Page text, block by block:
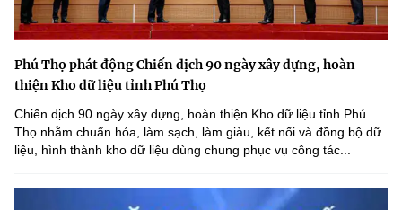
Phú Thọ phát động Chiến dịch 90 ngày xây dựng, hoàn
thiện Kho dữ liệu tỉnh Phú Thọ
Chiến dịch 90 ngày xây dựng, hoàn thiện Kho dữ liệu tỉnh Phú
Thọ nhằm chuẩn hóa, làm sạch, làm giàu, kết nối và đồng bộ dữ
liệu, hình thành kho dữ liệu dùng chung phục vụ công tác...